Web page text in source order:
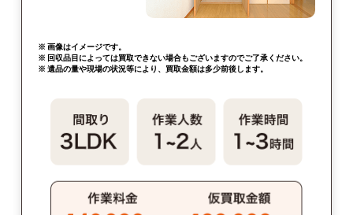
※ 画像はイメージです。
※ 回収品目によっては買取できない場合もございますのでご了承ください。
※ 遺品の量や現場の状況等により、買取金額は多少前後します。